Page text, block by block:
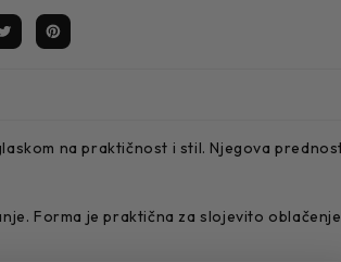
na praktičnost i stil. Njegova
Forma je praktična za slojevito